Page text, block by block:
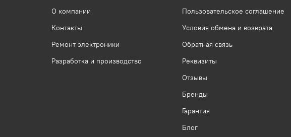
О компании
Контакты
Ремонт электроники
Разработка и производство
Пользовательское соглашение
Условия обмена и возврата
Обратная связь
Реквизиты
Отзывы
Бренды
Гарантия
Блог